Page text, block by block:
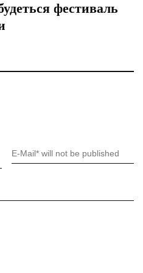
фестиваль